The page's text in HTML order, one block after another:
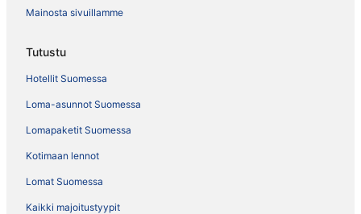
Mainosta sivuillamme
Tutustu
Hotellit Suomessa
Loma-asunnot Suomessa
Lomapaketit Suomessa
Kotimaan lennot
Lomat Suomessa
Kaikki majoitustyypit